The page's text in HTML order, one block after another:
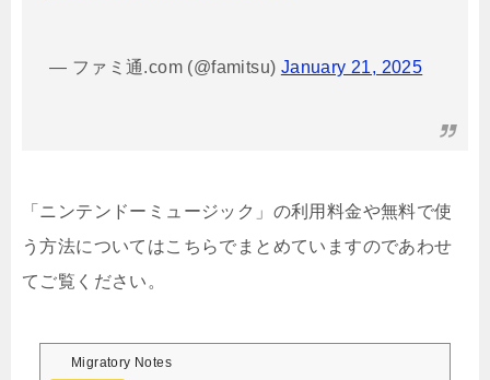
— ファミ通.com (@famitsu) January 21, 2025
「ニンテンドーミュージック」の利用料金や無料で使
う方法についてはこちらでまとめていますのであわせ
てご覧ください。
Migratory Notes